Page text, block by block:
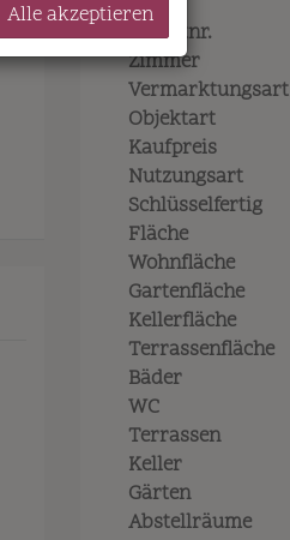
Objektnr.
Zimmer
Vermarktungsart
Objektart
Kaufpreis
Nutzungsart
Schlüsselfertig
Fläche
Wohnfläche
Gartenfläche
Kellerfläche
Terrassenfläche
Bäder
WC
Terrassen
Keller
Gärten
Abstellräume
Alle akzeptieren